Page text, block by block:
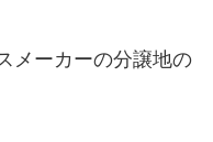
メーカーの分譲地の